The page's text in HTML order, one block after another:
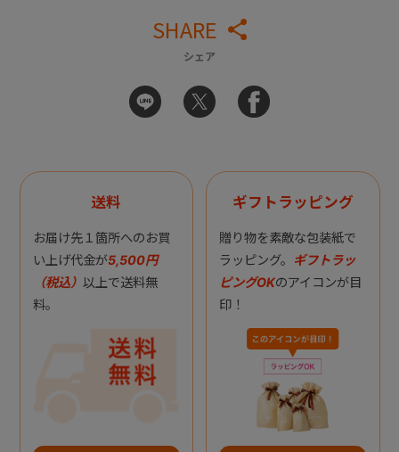
SHARE
シェア
送料
お届け先１箇所へのお買
い上げ代金が5,500円
（税込） 以上で送料無
料。
ギフトラッピング
贈り物を素敵な包装紙で
ラッピング。 ギフトラッ
ピングOKのアイコンが目
印！